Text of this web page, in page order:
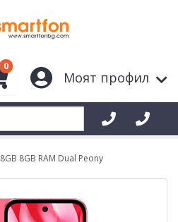
Моят профил
0
8GB RAM Dual Peony